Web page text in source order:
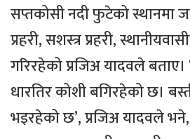
सप्तकोसी नदी फुटेको स्थानमा
प्रहरी, सशस्त्र प्रहरी,
गरिरहेको प्रजिअ यादवले
धारतिर कोशी बगिरहेको छ।
भइरहेको छ’, प्रजिअ यादवले